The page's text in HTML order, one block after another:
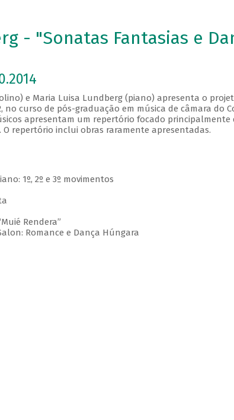
- "Sonatas Fantasias e
e Maria Luisa Lundberg (piano) apresenta o
no curso de pós-graduação em música de câmara do
apresentam um repertório focado principalmente
repertório inclui obras raramente apresentadas.
1º, 2º e 3º movimentos
Rendera”
Romance e Dança Húngara